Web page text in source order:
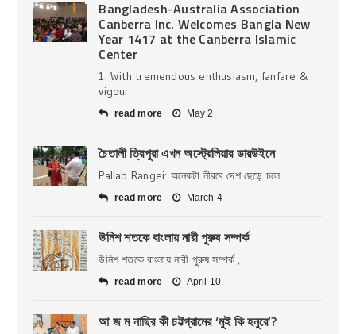
Bangladesh-Australia Association
Canberra Inc. Welcomes Bangla New
Year 1417 at the Canberra Islamic
Center
1. With tremendous enthusiasm, fanfare &
vigour
read more May 2
চৈতালী ত্রিপুরা এখন অস্ট্রেলিয়ার ডারউইনে
Pallab Rangei: অনেকটা নীরবে দেশ ছেড়ে চলে
read more March 4
উনিশ শতকে বাংলায় নারী পুরুষ সম্পর্ক
উনিশ শতকে বাংলায় নারী পুরুষ সম্পর্ক ,
read more April 10
আ জ ম নাছির কী চট্টগ্রামের ‘মুই কি হনুরে’?